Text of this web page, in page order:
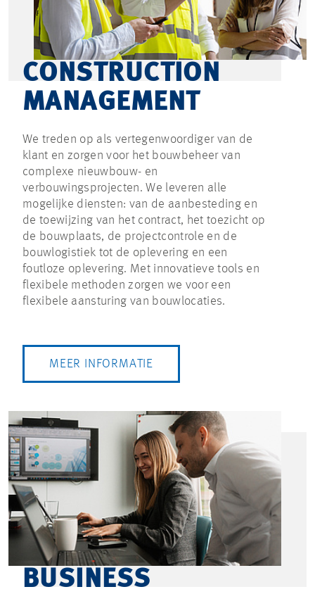
CONSTRUCTION
MANAGEMENT
We treden op als vertegenwoordiger van de
klant en zorgen voor het bouwbeheer van
complexe nieuwbouw- en
verbouwingsprojecten. We leveren alle
mogelijke diensten: van de aanbesteding en
de toewijzing van het contract, het toezicht op
de bouwplaats, de projectcontrole en de
bouwlogistiek tot de oplevering en een
foutloze oplevering. Met innovatieve tools en
flexibele methoden zorgen we voor een
flexibele aansturing van bouwlocaties.
MEER INFORMATIE
BUSINESS